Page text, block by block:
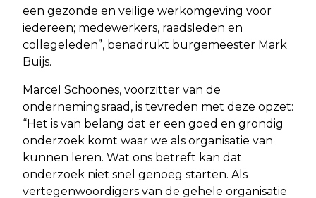
een gezonde en veilige werkomgeving voor
iedereen; medewerkers, raadsleden en
collegeleden”, benadrukt burgemeester Mark
Buijs.
Marcel Schoones, voorzitter van de
ondernemingsraad, is tevreden met deze opzet:
“Het is van belang dat er een goed en grondig
onderzoek komt waar we als organisatie van
kunnen leren. Wat ons betreft kan dat
onderzoek niet snel genoeg starten. Als
vertegenwoordigers van de gehele organisatie